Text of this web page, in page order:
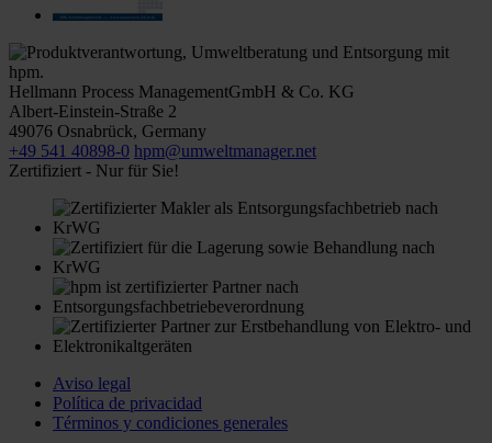
Hellmann Process ManagementGmbH & Co. KG
Albert-Einstein-Straße 2
49076 Osnabrück, Germany
+49 541 40898-0 hpm@umweltmanager.net
Zertifiziert - Nur für Sie!
Aviso legal
Política de privacidad
Términos y condiciones generales